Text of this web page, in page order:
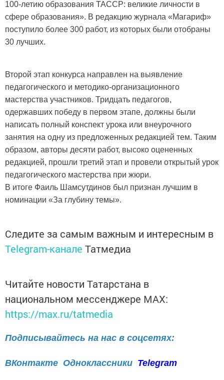
100-летию образования ТАССР: великие личности в
сфере образования». В редакцию журнала «Магариф»
поступило более 300 работ, из которых были отобраны
30 лучших.
Второй этап конкурса направлен на выявление
педагогического и методико-организационного
мастерства участников. Тридцать педагогов,
одержавших победу в первом этапе, должны были
написать полный конспект урока или внеурочного
занятия на одну из предложенных редакцией тем. Таким
образом, авторы десяти работ, высоко оцененных
редакцией, прошли третий этап и провели открытый урок
педагогического мастерства при жюри.
В итоге Фаиль Шамсутдинов был признан лучшим в
номинации «За глубину темы».
Следите за самым важным и интересным в
Telegram-канале Татмедиа
Читайте новости Татарстана в
национальном мессенджере MАХ:
https://max.ru/tatmedia
Подписывайтесь на нас в соцсетях:
ВКонтакте Одноклассники Telegram